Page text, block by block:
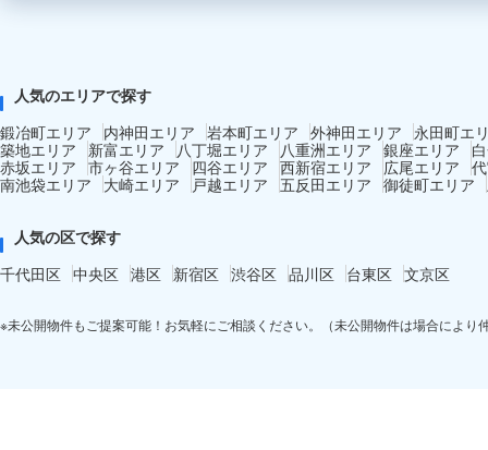
人気のエリアで探す
鍛冶町エリア
内神田エリア 岩本町エリア 外神田エリア
永田町エ
築地エリア
新富エリア 八丁堀エリア 八重洲エリア 銀座エリア
赤坂エリア 市ヶ谷エリア 四谷エリア 西新宿エリア 広尾エリア
南池袋エリア
大崎エリア 戸越エリア 五反田エリア 御徒町エリア
人気の区で探す
千代田区 中央区 港区 新宿区 渋谷区 品川区 台東区 文京区
※未公開物件もご提案可能！お気軽にご相談ください。（未公開物件は場合により